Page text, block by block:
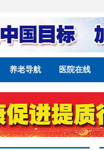
养老导航 医院在线